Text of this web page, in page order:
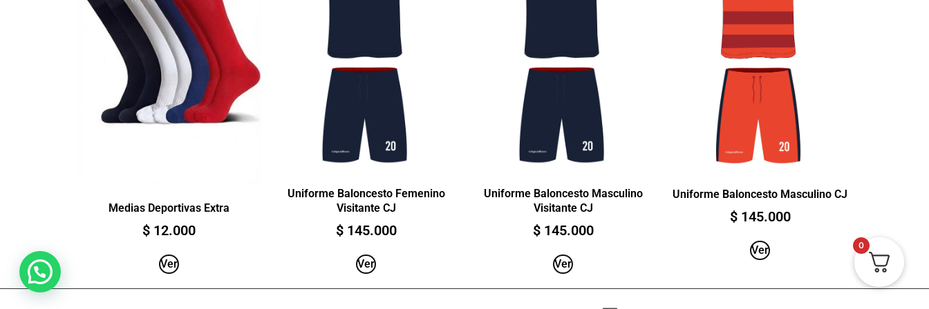
Medias Deportivas Extra
$ 12.000
Ver
Uniforme Baloncesto Femenino
Visitante CJ
$145.000
Ver
Uniforme Baloncesto Masculino
Visitante CJ
$145.000
Ver
Uniforme Baloncesto Masculino CJ
$145.000
Ver 0